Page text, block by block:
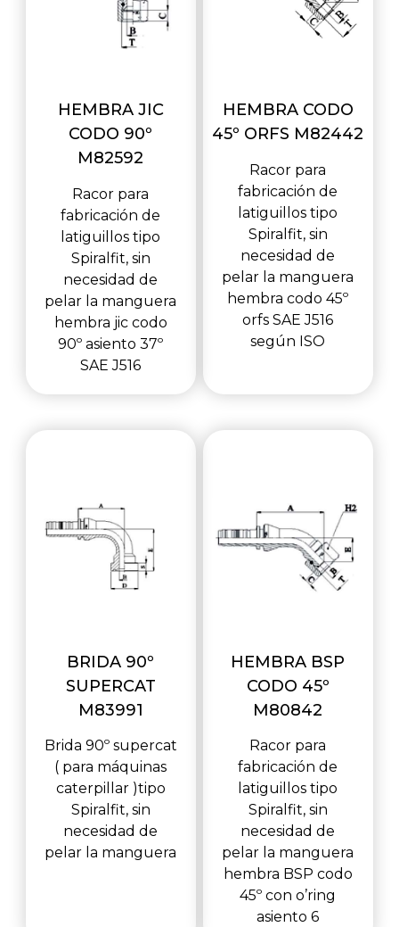
HEMBRA JIC
CODO 90º
M82592
Racor para
fabricación de
latiguillos tipo
Spiralfit, sin
necesidad de
pelar la manguera
hembra jic codo
90º asiento 37º
SAE J516
HEMBRA CODO
45º ORFS M82442
Racor para
fabricación de
latiguillos tipo
Spiralfit, sin
necesidad de
pelar la manguera
hembra codo 45º
orfs SAE J516
según ISO
BRIDA 90º
SUPERCAT
M83991
Brida 90º supercat
( para máquinas
caterpillar )tipo
Spiralfit, sin
necesidad de
pelar la manguera
HEMBRA BSP
CODO 45º
M80842
Racor para
fabricación de
latiguillos tipo
Spiralfit, sin
necesidad de
pelar la manguera
hembra BSP codo
45º con o’ring
asiento 6